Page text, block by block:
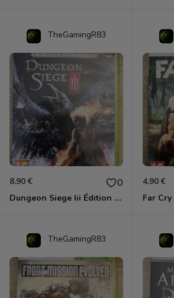
TheGamingR83
8.90 € 0
Dungeon Siege Iii Édition Limitée - Vf Intégrale Xbox 360
4.90 €
TheGamingR83